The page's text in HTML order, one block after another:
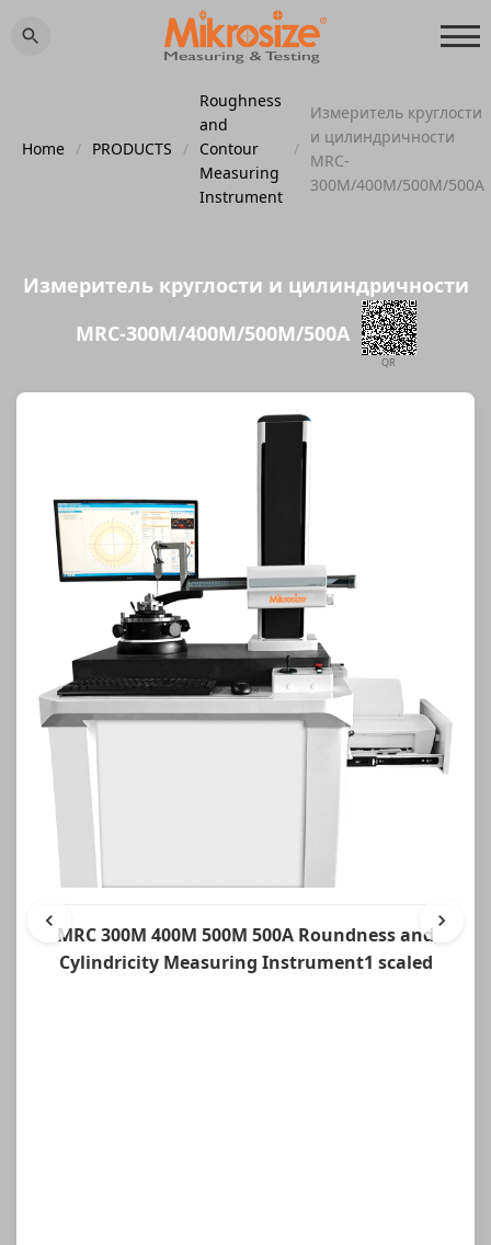
Home / PRODUCTS /
Roughness
and
Contour
Measuring
Instrument
/
Измеритель круглости
и цилиндричности
MRC-
300M/400M/500M/500A
Измеритель круглости и цилиндричности
MRC-300M/400M/500M/500A
QR
MRC 300M 400M 500M 500A Roundness and
Cylindricity Measuring Instrument1 scaled